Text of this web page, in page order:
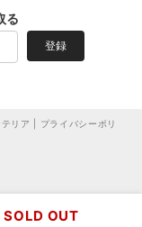
る
登録
リア |
プライバシーポリ
SOLD OUT